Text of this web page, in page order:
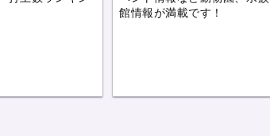
館情報が満載です！